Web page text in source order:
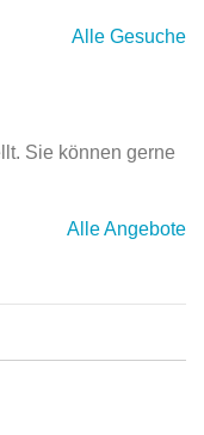
Alle Gesuche
Sie können gerne
Alle Angebote